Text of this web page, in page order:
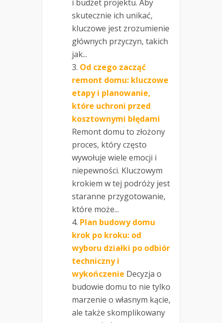
i budżet projektu. Aby
skutecznie ich unikać,
kluczowe jest zrozumienie
głównych przyczyn, takich
jak...
Od czego zacząć
remont domu: kluczowe
etapy i planowanie,
które uchroni przed
kosztownymi błędami
Remont domu to złożony
proces, który często
wywołuje wiele emocji i
niepewności. Kluczowym
krokiem w tej podróży jest
staranne przygotowanie,
które może...
Plan budowy domu
krok po kroku: od
wyboru działki po odbiór
techniczny i
wykończenie Decyzja o
budowie domu to nie tylko
marzenie o własnym kącie,
ale także skomplikowany